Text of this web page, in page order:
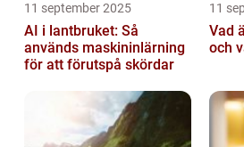
11 september 2025
AI i lantbruket: Så
används maskininlärning
för att förutspå skördar
11
Vad
och